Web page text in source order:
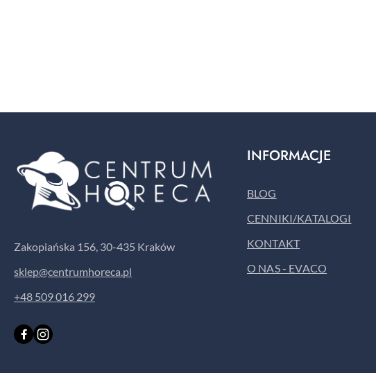
Zakopiańska 156, 30-435 Kraków
sklep@centrumhoreca.pl
+48 509 016 299
INFORMACJE
BLOG
CENNIKI/KATALOGI
KONTAKT
O NAS - EVACO